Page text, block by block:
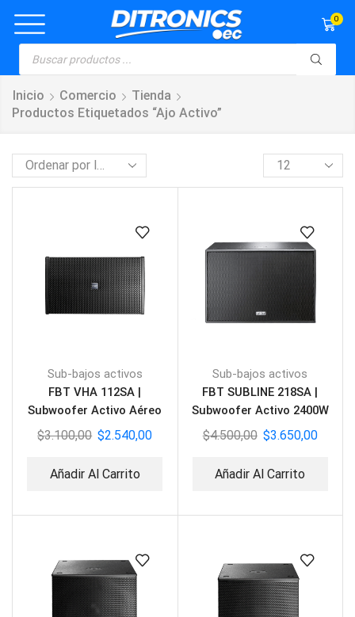
0
Inicio Comercio
Tienda
Productos Etiquetados “ajo Activo”
Sub-bajos activos
FBT VHA 112SA |
Subwoofer Activo Aéreo
$3.100,00 $2.540,00
Añadir Al Carrito
Sub-bajos activos
FBT SUBLINE 218SA |
Subwoofer Activo 2400W
$4.500,00 $3.650,00
Añadir Al Carrito